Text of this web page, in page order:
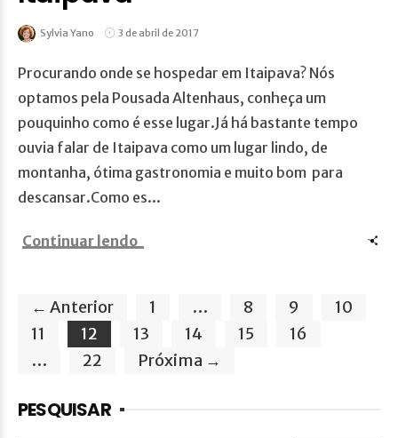
Sylvia Yano 3 de abril de 2017
Procurando onde se hospedar em Itaipava? Nós
optamos pela Pousada Altenhaus, conheça um
pouquinho como é esse lugar.Já há bastante tempo
ouvia falar de Itaipava como um lugar lindo, de
montanha, ótima gastronomia e muito bom para
descansar.Como es...
Continuar lendo
← Anterior 1 … 8 9
10
11
12 13 14 15
16
…
22 Próxima →
PESQUISAR